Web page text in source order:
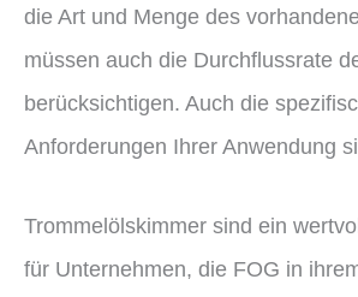
die Art und Menge des
müssen auch die Durchflussrate
berücksichtigen. Auch die
Anforderungen Ihrer Anwendung
Trommelölskimmer sind ein
für Unternehmen, die FOG in